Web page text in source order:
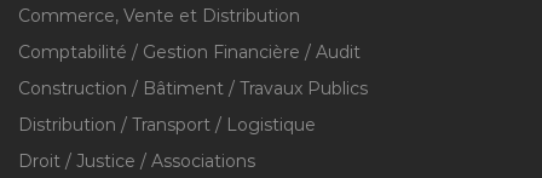
Commerce, Vente et Distribution
Comptabilité / Gestion Financière / Audit
Construction / Bâtiment / Travaux Publics
Distribution / Transport / Logistique
Droit / Justice / Associations